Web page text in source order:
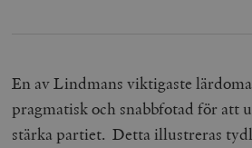
En av Lindmans viktigaste
pragmatisk och snabbfotad för
stärka partiet. Detta illustreras